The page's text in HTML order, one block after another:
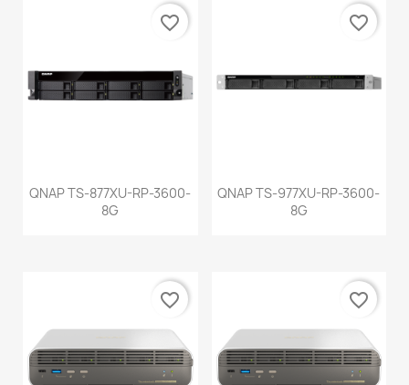
QNAP TS-877XU-RP-3600-
8G
favorite_border
QNAP TS-977XU-RP-3600-
8G
favorite_border
favorite_border favorite_border